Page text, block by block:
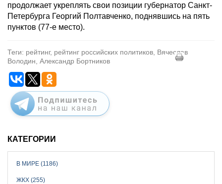
продолжает укреплять свои позиции губернатор Санкт-
Петербурга Георгий Полтавченко, поднявшись на пять
пунктов (77-е место).
Теги: рейтинг, рейтинг российских политиков, Вячеслав
Володин, Александр Бортников
КАТЕГОРИИ
В МИРЕ (1186)
ЖКХ (255)